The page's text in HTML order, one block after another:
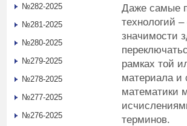
Даже самые
технологий
значимости
рамках той
материала и
математики
терминов.
№282-2025
№281-2025
№280-2025
№279-2025
№278-2025
№277-2025
№276-2025